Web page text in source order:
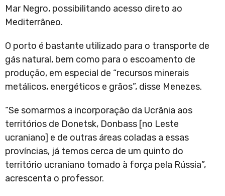
Mar Negro, possibilitando acesso direto ao
Mediterrâneo.
O porto é bastante utilizado para o transporte de
gás natural, bem como para o escoamento de
produção, em especial de “recursos minerais
metálicos, energéticos e grãos”, disse Menezes.
“Se somarmos a incorporação da Ucrânia aos
territórios de Donetsk, Donbass [no Leste
ucraniano] e de outras áreas coladas a essas
províncias, já temos cerca de um quinto do
território ucraniano tomado à força pela Rússia”,
acrescenta o professor.